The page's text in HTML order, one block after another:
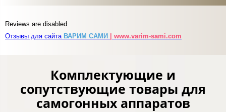
Reviews are disabled
Отзывы для сайта ВАРИМ САМИ | www.varim-sami.com
Комплектующие и
сопутствующие товары для
самогонных аппаратов